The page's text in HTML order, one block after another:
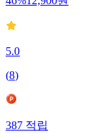
46%12,900원
5.0
(8)
387적립